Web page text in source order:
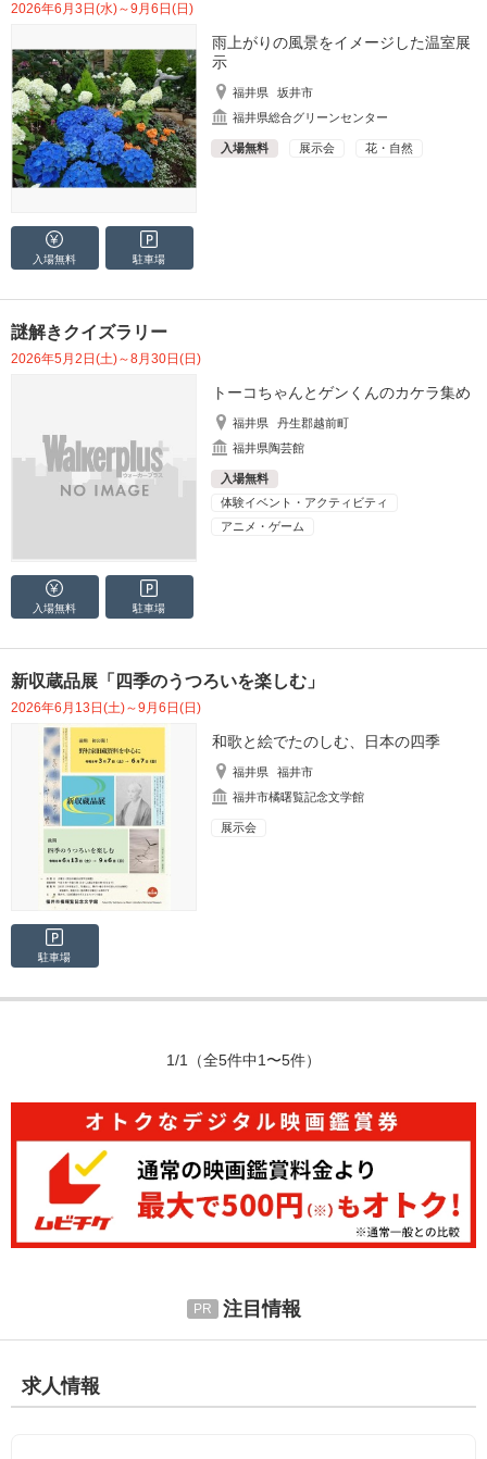
2026年6月3日(水)～9月6日(日)
雨上がりの風景をイメージした温室展
示
福井県
坂井市
福井県総合グリーンセンター
入場無料 展示会 花・自然
入場無料 駐車場
謎解きクイズラリー
2026年5月2日(土)～8月30日(日)
トーコちゃんとゲンくんのカケラ集め
福井県
丹生郡越前町
福井県陶芸館
入場無料
体験イベント・アクティビティ
アニメ・ゲーム
入場無料 駐車場
新収蔵品展「四季のうつろいを楽しむ」
2026年6月13日(土)～9月6日(日)
和歌と絵でたのしむ、日本の四季
福井県
福井市
福井市橘曙覧記念文学館
展示会
駐車場
1/1 （全5件中1〜5件）
注目情報
求人情報